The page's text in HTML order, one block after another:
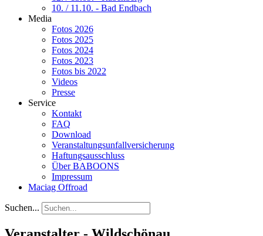
10. / 11.10. - Bad Endbach
Media
Fotos 2026
Fotos 2025
Fotos 2024
Fotos 2023
Fotos bis 2022
Videos
Presse
Service
Kontakt
FAQ
Download
Veranstaltungsunfallversicherung
Haftungsausschluss
Über BABOONS
Impressum
Maciag Offroad
Suchen...